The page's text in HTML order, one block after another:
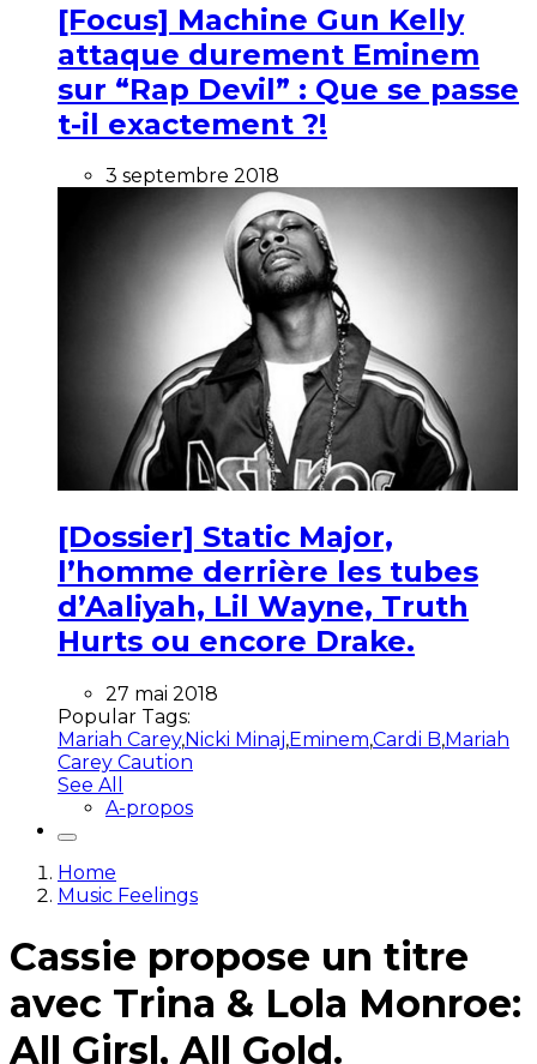
[Focus] Machine Gun Kelly
attaque durement Eminem
sur “Rap Devil” : Que se passe
t-il exactement ?!
3 septembre 2018
[Dossier] Static Major,
l’homme derrière les tubes
d’Aaliyah, Lil Wayne, Truth
Hurts ou encore Drake.
27 mai 2018
Popular Tags:
Mariah Carey,Nicki Minaj,Eminem,Cardi B,Mariah
Carey Caution
See All
A-propos
Home
Music Feelings
Cassie propose un titre
avec Trina & Lola Monroe:
All Girsl, All Gold.